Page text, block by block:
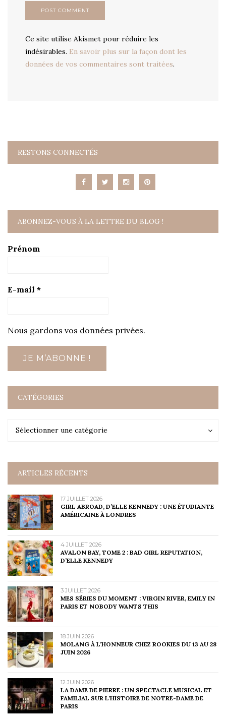
Ce site utilise Akismet pour réduire les
indésirables. En savoir plus sur la façon dont les
données de vos commentaires sont traitées.
RESTONS CONNECTÉS
ABONNEZ-VOUS À LA LETTRE DU BLOG !
Prénom
E-mail *
Nous gardons vos données privées.
CATÉGORIES
Sélectionner une catégorie
Catégories
ARTICLES RÉCENTS
17 JUILLET 2026
GIRL ABROAD, D’ELLE KENNEDY : UNE ÉTUDIANTE
AMÉRICAINE À LONDRES
4 JUILLET 2026
AVALON BAY, TOME 2 : BAD GIRL REPUTATION,
D’ELLE KENNEDY
3 JUILLET 2026
MES SÉRIES DU MOMENT : VIRGIN RIVER, EMILY IN
PARIS ET NOBODY WANTS THIS
18 JUIN 2026
MOLANG À L’HONNEUR CHEZ ROOKIES DU 13 AU 28
JUIN 2026
12 JUIN 2026
LA DAME DE PIERRE : UN SPECTACLE MUSICAL ET
FAMILIAL SUR L’HISTOIRE DE NOTRE-DAME DE
PARIS